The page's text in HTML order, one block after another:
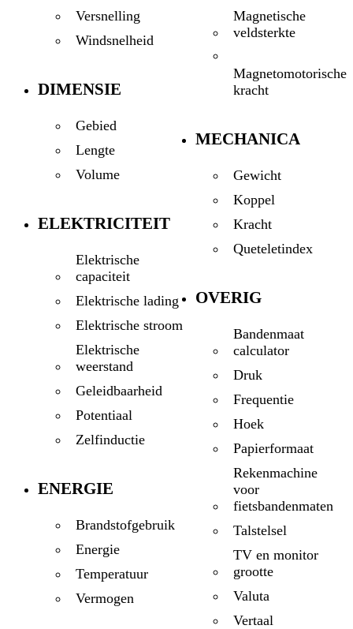
Versnelling
Windsnelheid
DIMENSIE
Gebied
Lengte
Volume
ELEKTRICITEIT
Elektrische
capaciteit
Elektrische lading
Elektrische stroom
Elektrische
weerstand
Geleidbaarheid
Potentiaal
Zelfinductie
ENERGIE
Brandstofgebruik
Energie
Temperatuur
Vermogen
Magnetische
veldsterkte
Magnetomotorische
kracht
MECHANICA
Gewicht
Koppel
Kracht
Queteletindex
OVERIG
Bandenmaat
calculator
Druk
Frequentie
Hoek
Papierformaat
Rekenmachine
voor
fietsbandenmaten
Talstelsel
TV en monitor
grootte
Valuta
Vertaal